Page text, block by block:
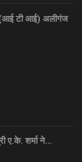
(आई टी आई) अलीगंज
ए.के. शर्मा ने…